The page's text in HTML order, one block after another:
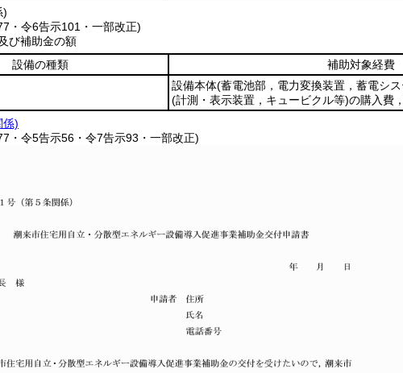
)
・令6告示101・一部改正)
び補助金の額
設備の種類
補助対象経費
設備本体(蓄電池部，電力変換装置，蓄電シ
(計測・表示装置，キュービクル等)の購入費
係)
・令5告示56・令7告示93・一部改正)